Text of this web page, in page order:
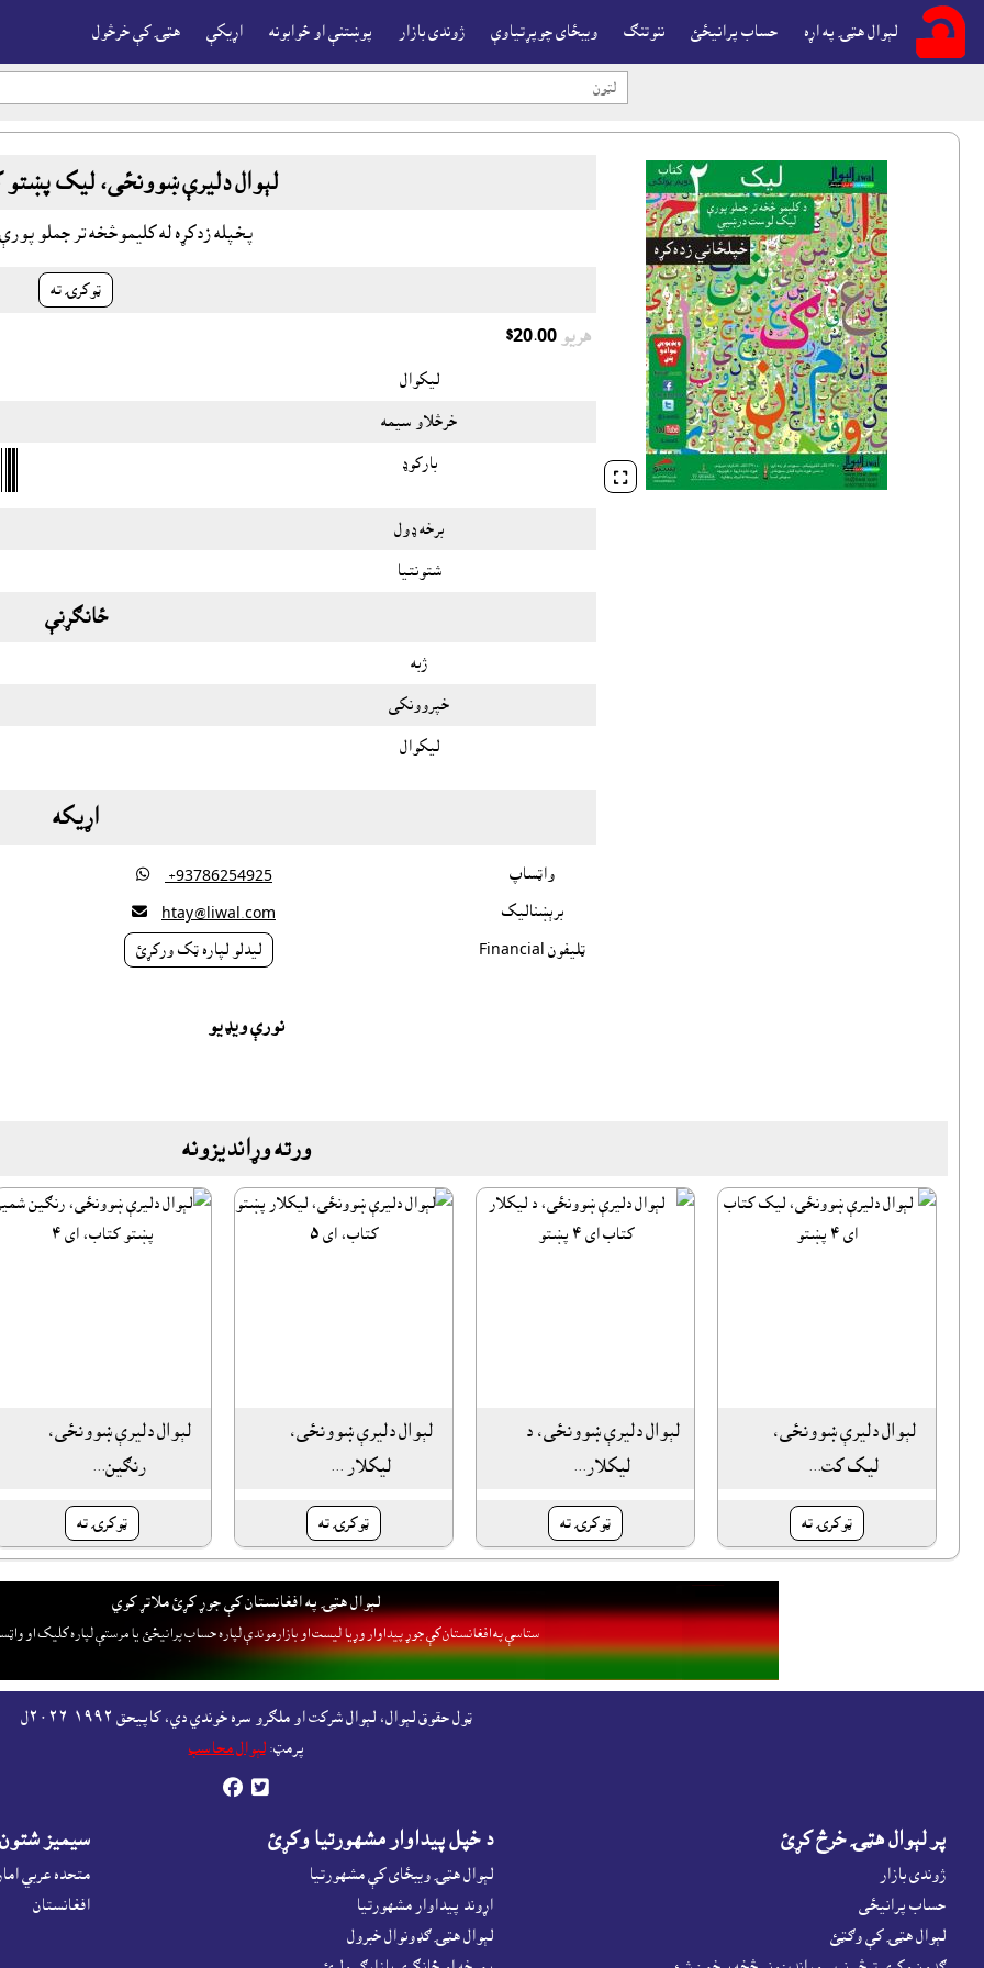
لېوال هټۍ په اړه حساب پرانيځئ ننوتنګ ويبځاى چوپړتياوې ژوندى بازار پوښتنې او ځوابونه اړيکې هټۍ کې خرڅول

لېوال دليرې ښوونځى، ليک پښتو
پخپله زدکړه له کليموڅخه تر جملو
ټوکرۍ ته
$20.00 هريو
ليکوال
خرڅلاو سيمه
بارکوډ
برخه ډول
شتونتيا
ځانګړنې
ژبه
خپروونکى
ليکوال
اړيکه
واټساپ ‎ +93786254925

برېښناليک htay@liwal.com

ټليفون Financial ليدلو لپاره ټک ورکړئ
نورې ويډيو
ورته وړانديزونه
لېوال دليرې ښوونځى،
ليک کت...
ټوکرۍ ته
لېوال دليرې ښوونځى، د
ليکلار...
ټوکرۍ ته
لېوال دليرې ښوونځى،
ليکلار ...
ټوکرۍ ته
لېوال دليرې ښوونځى،
رنګين...
ټوکرۍ ته
لېوال هټۍ په افغانستان کې جوړ کړئ ملاتړ کوي
ستاسې په افغانستان کې جوړ پيداوار وړيا ليست او بازارموندې لپاره حساب پرانيځئ يا مرستې لپاره کليک او
ټول حقوق لېوال، لېوال شرکت او ملګرو سره خوندي دي، کاپيحق ١٩٩٢-٢٠٢٦ل
پرمټ:لېوال محاسب
 
پر لېوال هټۍ خرڅ کړئ
ژوندى بازار
حساب پرانيځى
لېوال هټۍ کې وګټئ
د خپل پيداوار مشهورتيا وکړئ
لېوال هټۍ ويبځاى کې مشهورتيا
اړوند پيداوار مشهورتيا
لېوال هټۍ ګډونوال خبرول
سيميز
متحده عربي
افغانستان